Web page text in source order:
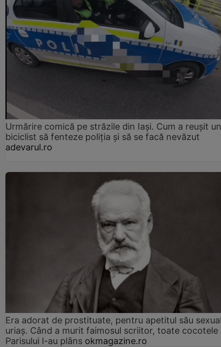
Urmărire comică pe străzile din Iași. Cum a reușit un
biciclist să fenteze poliția și să se facă nevăzut
adevarul.ro
Era adorat de prostituate, pentru apetitul său
uriaș. Când a murit faimosul scriitor, toate cocotele
Parisului l-au plâns okmagazine.ro